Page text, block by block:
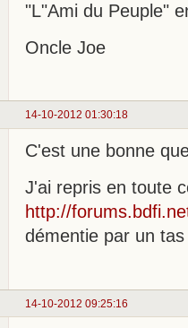
"L"Ami du Peuple"
Oncle Joe
14-10-2012 01:30:18
C'est une bonne
J'ai repris en toute
http://
démentie par un
14-10-2012 09:25:16